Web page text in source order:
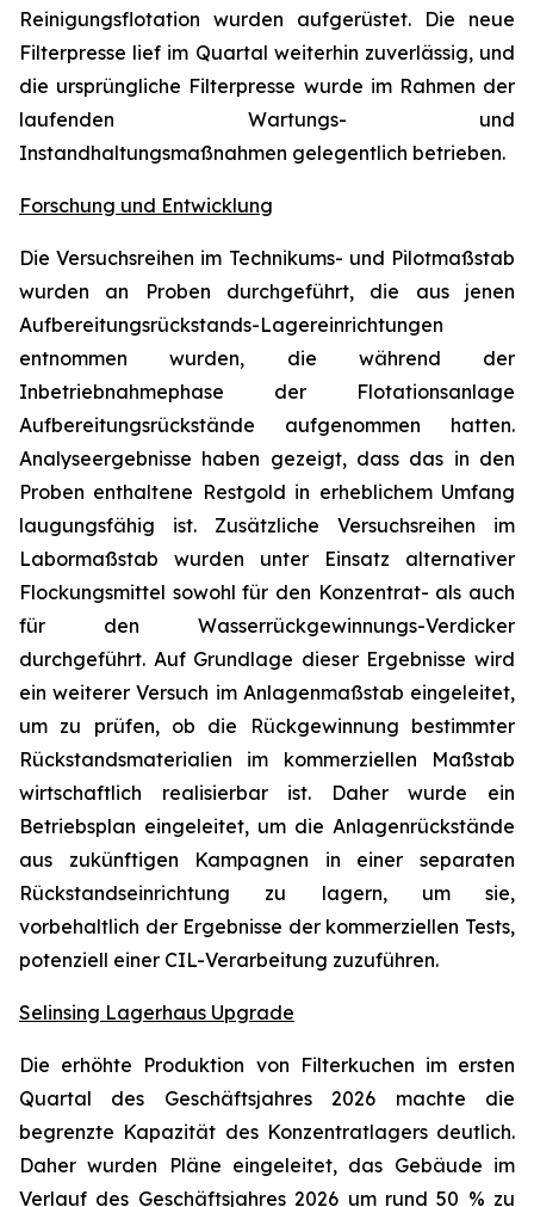
Reinigungsflotation wurden aufgerüstet. Die neue
Filterpresse lief im Quartal weiterhin zuverlässig, und
die ursprüngliche Filterpresse wurde im Rahmen der
laufenden Wartungs- und
Instandhaltungsmaßnahmen gelegentlich betrieben.
Forschung und Entwicklung
Die Versuchsreihen im Technikums- und Pilotmaßstab
wurden an Proben durchgeführt, die aus jenen
Aufbereitungsrückstands-Lagereinrichtungen
entnommen wurden, die während der
Inbetriebnahmephase der Flotationsanlage
Aufbereitungsrückstände aufgenommen hatten.
Analyseergebnisse haben gezeigt, dass das in den
Proben enthaltene Restgold in erheblichem Umfang
laugungsfähig ist. Zusätzliche Versuchsreihen im
Labormaßstab wurden unter Einsatz alternativer
Flockungsmittel sowohl für den Konzentrat- als auch
für den Wasserrückgewinnungs-Verdicker
durchgeführt. Auf Grundlage dieser Ergebnisse wird
ein weiterer Versuch im Anlagenmaßstab eingeleitet,
um zu prüfen, ob die Rückgewinnung bestimmter
Rückstandsmaterialien im kommerziellen Maßstab
wirtschaftlich realisierbar ist. Daher wurde ein
Betriebsplan eingeleitet, um die Anlagenrückstände
aus zukünftigen Kampagnen in einer separaten
Rückstandseinrichtung zu lagern, um sie,
vorbehaltlich der Ergebnisse der kommerziellen Tests,
potenziell einer CIL-Verarbeitung zuzuführen.
Selinsing Lagerhaus Upgrade
Die erhöhte Produktion von Filterkuchen im ersten
Quartal des Geschäftsjahres 2026 machte die
begrenzte Kapazität des Konzen­tratlagers deutlich.
Daher wurden Pläne eingeleitet, das Gebäude im
Verlauf des Geschäftsjahres 2026 um rund 50 % zu